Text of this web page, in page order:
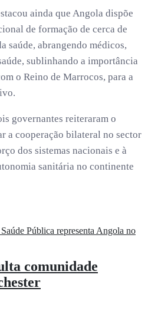
ainda que Angola dispõe
de formação de cerca de
saúde, abrangendo médicos,
sublinhando a importância
o Reino de Marrocos, para a
governantes reiteraram o
a cooperação bilateral no sector
dos sistemas nacionais e à
sanitária no continente
comunidade